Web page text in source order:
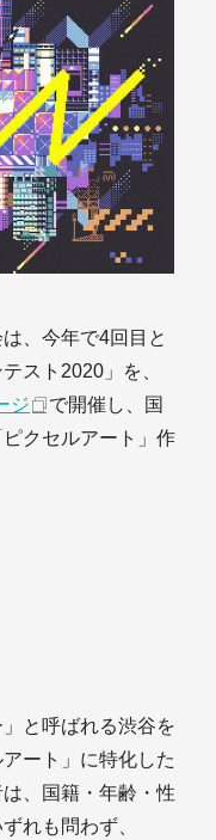
、今年で4回目と
スト2020」を、
ジ
で開催し、国
クセルアート」作
と呼ばれる渋谷を
ート」に特化した
、国籍・年齢・性
れも問わず、